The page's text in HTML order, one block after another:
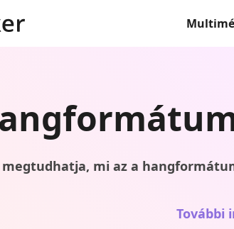
megtudhatja, mi az a
További